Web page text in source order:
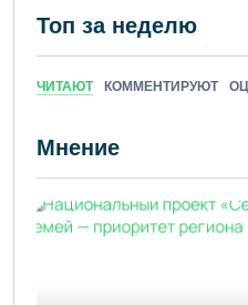
Топ за неделю
ЧИТАЮТ КОММЕНТИРУЮТ
Мнение